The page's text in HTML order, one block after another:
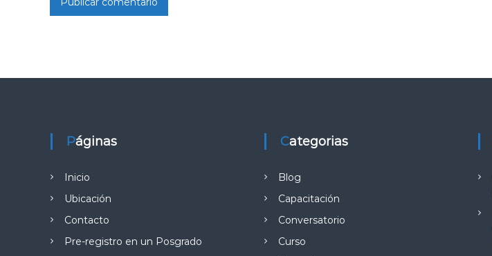
Páginas
Inicio
Ubicación
Contacto
Pre-registro en un Posgrado
Categorias
Blog
Capacitación
Conversatorio
Curso